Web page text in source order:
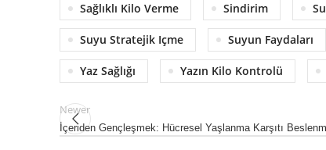
Sağlıklı Kilo Verme Sindirim
Suyu Stratejik Içme Suyun Faydaları
Yaz Sağlığı Yazın Kilo Kontrolü
Newer
İçeriden Gençleşmek: Hücresel Yaşlanma Karşıtı